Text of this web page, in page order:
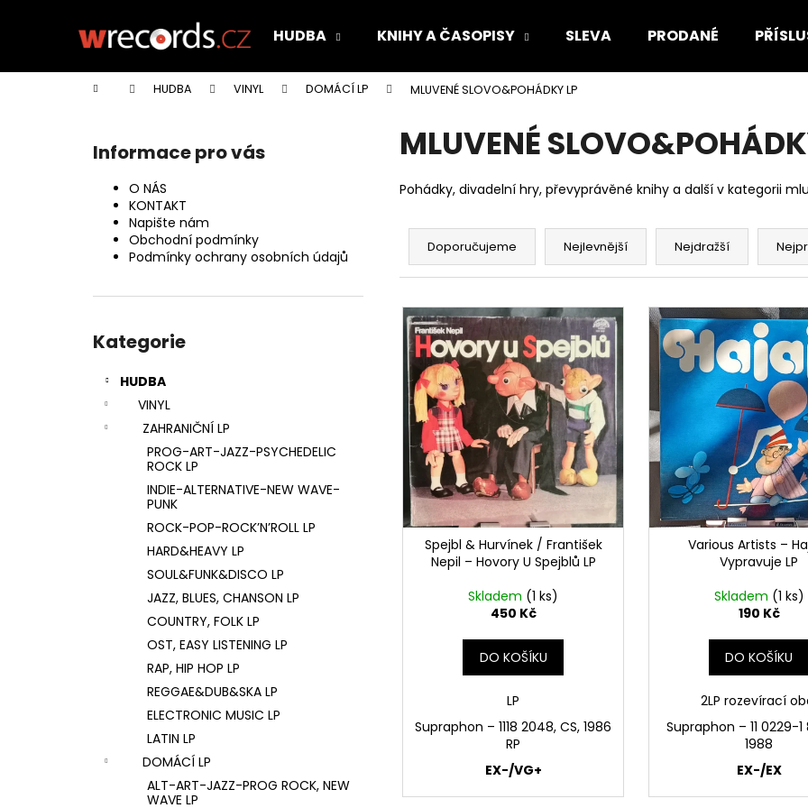
HUDBA KNIHY A ČASOPISY SLEVA PRODANÉ
Domů HUDBA VINYL DOMÁCÍ LP MLUVENÉ SLOVO&POHÁDKY LP
Informace pro vás
O NÁS
KONTAKT
Napište nám
Obchodní podmínky
Podmínky ochrany osobních údajů
kategorie
Kategorie
HUDBA
VINYL
ZAHRANIČNÍ LP
PROG-ART-JAZZ-PSYCHEDELIC
ROCK LP
INDIE-ALTERNATIVE-NEW WAVE-
PUNK
ROCK-POP-ROCK’N’ROLL LP
HARD&HEAVY LP
SOUL&FUNK&DISCO LP
JAZZ, BLUES, CHANSON LP
COUNTRY, FOLK LP
OST, EASY LISTENING LP
RAP, HIP HOP LP
REGGAE&DUB&SKA LP
ELECTRONIC MUSIC LP
LATIN LP
DOMÁCÍ LP
ALT-ART-JAZZ-PROG ROCK, NEW
WAVE LP
MLUVENÉ
Pohádky, divadelní hry, převyprávěné knihy a další v kategorii
Ř
z
n
p
o
d
u
k
ů
Doporučujeme Nejlevnější Nejdražší
V
ý
p
s
p
o
d
u
Spejbl & Hurvínek / František
Nepil – Hovory U Spejblů LP
Skladem (1 ks)
450 Kč
DO KOŠÍKU
LP
Supraphon ‎– 1118 2048, CS, 1986
RP
EX-/VG+
Various Artists –
Vypravuje LP
Skladem (1 ks)
190 Kč
DO KOŠÍKU
2LP rozevírací
Supraphon ‎– 11 0229-1
1988
EX-/EX
í
Zpět
do
Zpět
do
Co potřebujete najít?
Doporučujeme
U2 – THE JOSHUA TREE LP
1 290 Kč
MARTIN KRATOCHVÍL & JAZZ Q ‎–
HODOKVAS (FEASTING) LP
390 Kč
PINK FLOYD –
OF DAWN CD
290 Kč